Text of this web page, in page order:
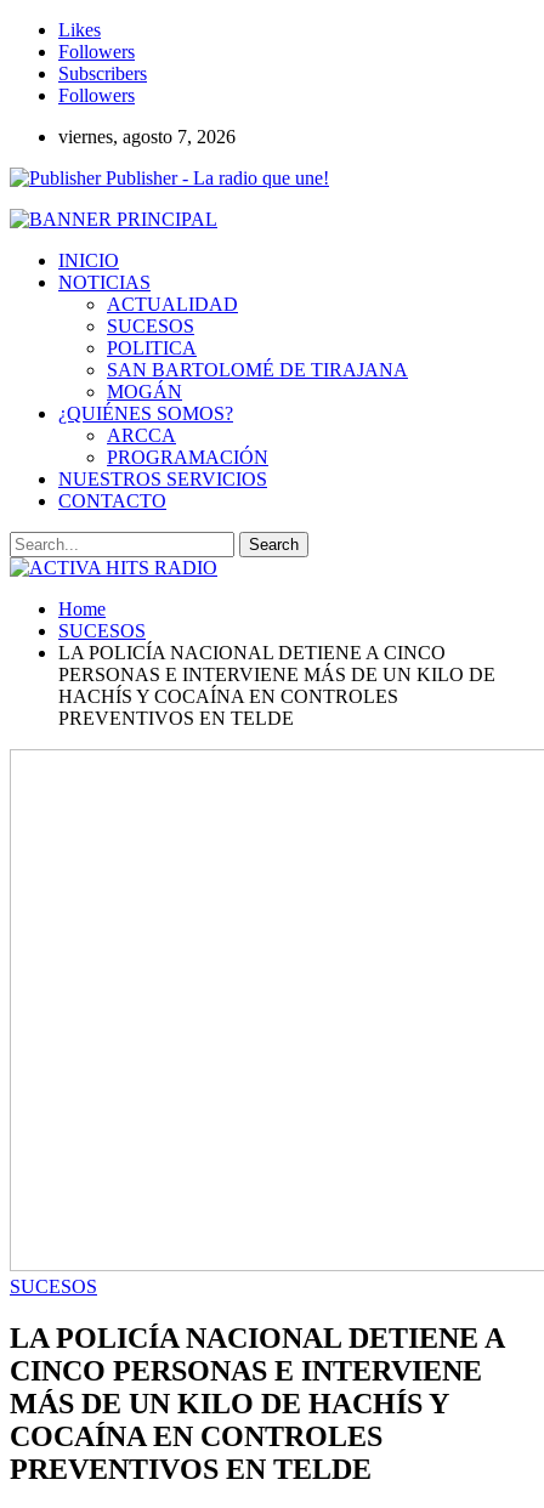
Likes
Followers
Subscribers
Followers
viernes, agosto 7, 2026
Publisher - La radio que une!
INICIO
NOTICIAS
ACTUALIDAD
SUCESOS
POLITICA
SAN BARTOLOMÉ DE TIRAJANA
MOGÁN
¿QUIÉNES SOMOS?
ARCCA
PROGRAMACIÓN
NUESTROS SERVICIOS
CONTACTO
Home
SUCESOS
LA POLICÍA NACIONAL DETIENE A CINCO
PERSONAS E INTERVIENE MÁS DE UN KILO DE
HACHÍS Y COCAÍNA EN CONTROLES
PREVENTIVOS EN TELDE
SUCESOS
LA POLICÍA NACIONAL DETIENE A
CINCO PERSONAS E INTERVIENE
MÁS DE UN KILO DE HACHÍS Y
COCAÍNA EN CONTROLES
PREVENTIVOS EN TELDE